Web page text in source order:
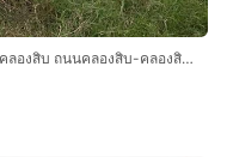
ที่ดินเปล่า 422 ตร.ว. ที่ดิน ซอยแสนเกษม ถนนคลองสิบ ถนนคลองสิบ-คลองสิบสี่ ถนนประชาสำราญ เขตหนองจอก กรุงเทพมหานคร